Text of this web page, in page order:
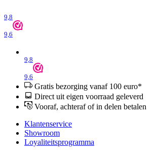
9,8
9,6
9,8
9,6
Gratis bezorging vanaf 100 euro*
Direct uit eigen voorraad geleverd
Vooraf, achteraf of in delen betalen
Klantenservice
Showroom
Loyaliteitsprogramma